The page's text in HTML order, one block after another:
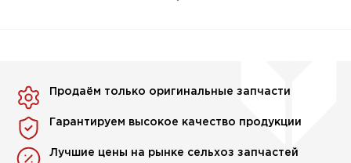
Продаём только оригинальные запчасти
Гарантируем высокое качество продукции
Лучшие цены на рынке сельхоз запчастей